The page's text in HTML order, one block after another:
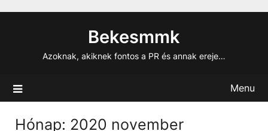
Bekesmmk
Azoknak, akiknek fontos a PR és annak ereje…
Menu
Hónap: 2020 november